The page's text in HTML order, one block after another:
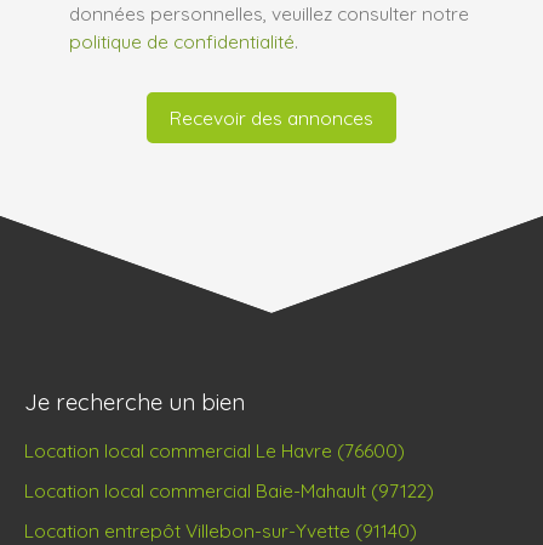
données personnelles, veuillez consulter notre
politique de confidentialité.
Recevoir des annonces
Je recherche un bien
Location local commercial Le Havre (76600)
Location local commercial Baie-Mahault (97122)
Location entrepôt Villebon-sur-Yvette (91140)